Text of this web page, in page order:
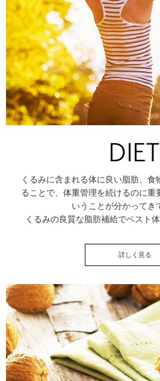
くるみに含まれる体に良い脂肪、食
ることで、体重管理を続けるのに重
いうことが分かってき
くるみの良質な脂肪補給でベスト
詳しく見る